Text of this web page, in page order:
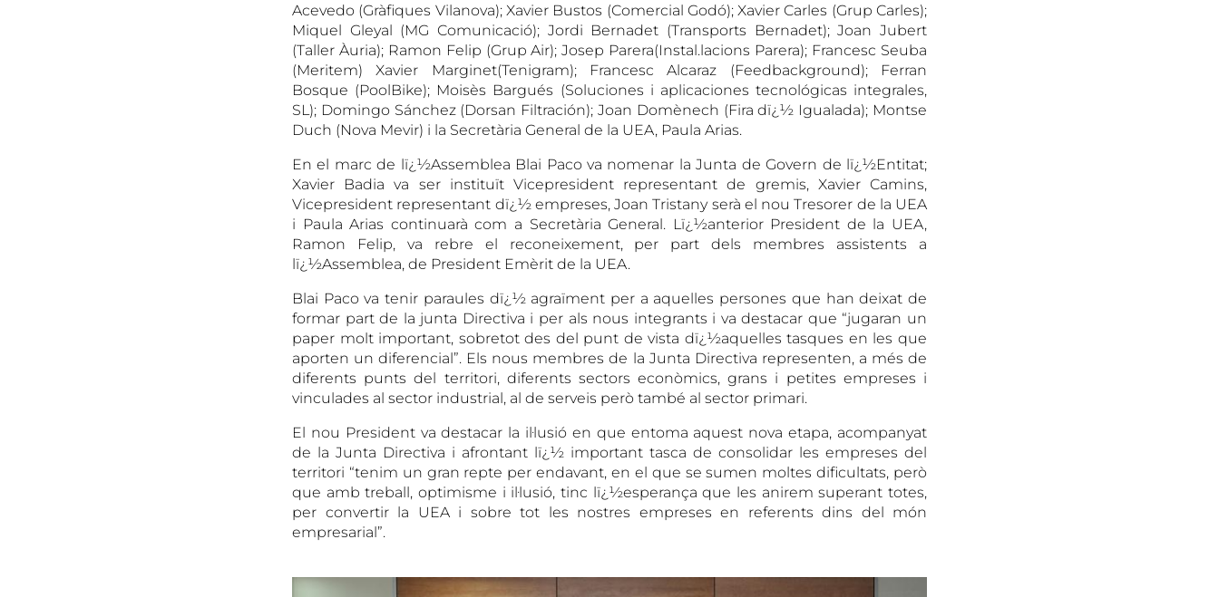
Acevedo (Gràfiques Vilanova); Xavier Bustos (Comercial Godó); Xavier Carles (Grup Carles);
Miquel Gleyal (MG Comunicació); Jordi Bernadet (Transports Bernadet); Joan Jubert
(Taller Àuria); Ramon Felip (Grup Air); Josep Parera(Instal.lacions Parera); Francesc Seuba
(Meritem) Xavier Marginet(Tenigram); Francesc Alcaraz (Feedbackground); Ferran
Bosque (PoolBike); Moisès Bargués (Soluciones i aplicaciones tecnológicas integrales,
SL); Domingo Sánchez (Dorsan Filtración); Joan Domènech (Fira dï¿½ Igualada); Montse
Duch (Nova Mevir) i la Secretària General de la UEA, Paula Arias.
En el marc de lï¿½Assemblea Blai Paco va nomenar la Junta de Govern de lï¿½Entitat;
Xavier Badia va ser instituït Vicepresident representant de gremis, Xavier Camins,
Vicepresident representant dï¿½ empreses, Joan Tristany serà el nou Tresorer de la UEA
i Paula Arias continuarà com a Secretària General. Lï¿½anterior President de la UEA,
Ramon Felip, va rebre el reconeixement, per part dels membres assistents a
lï¿½Assemblea, de President Emèrit de la UEA.
Blai Paco va tenir paraules dï¿½ agraïment per a aquelles persones que han deixat de
formar part de la junta Directiva i per als nous integrants i va destacar que “jugaran un
paper molt important, sobretot des del punt de vista dï¿½aquelles tasques en les que
aporten un diferencial”. Els nous membres de la Junta Directiva representen, a més de
diferents punts del territori, diferents sectors econòmics, grans i petites empreses i
vinculades al sector industrial, al de serveis però també al sector primari.
El nou President va destacar la il·lusió en que entoma aquest nova etapa, acompanyat
de la Junta Directiva i afrontant lï¿½ important tasca de consolidar les empreses del
territori “tenim un gran repte per endavant, en el que se sumen moltes dificultats, però
que amb treball, optimisme i il·lusió, tinc lï¿½esperança que les anirem superant totes,
per convertir la UEA i sobre tot les nostres empreses en referents dins del món
empresarial”.